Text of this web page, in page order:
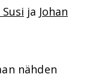
ja Johan
nähden